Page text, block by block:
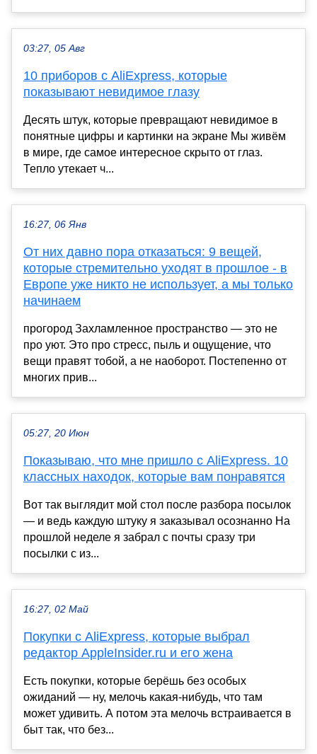
03:27, 05 Авг
10 приборов с AliExpress, которые
показывают невидимое глазу
Десять штук, которые превращают невидимое в
понятные цифры и картинки на экране Мы живём
в мире, где самое интересное скрыто от глаз.
Тепло утекает ч...
16:27, 06 Янв
От них давно пора отказаться: 9 вещей,
которые стремительно уходят в прошлое - в
Европе уже никто не использует, а мы только
начинаем
прогород Захламленное пространство — это не
про уют. Это про стресс, пыль и ощущение, что
вещи правят тобой, а не наоборот. Постепенно от
многих прив...
05:27, 20 Июн
Показываю, что мне пришло с AliExpress. 10
классных находок, которые вам понравятся
Вот так выглядит мой стол после разбора посылок
— и ведь каждую штуку я заказывал осознанно На
прошлой неделе я забрал с почты сразу три
посылки с из...
16:27, 02 Май
Покупки с AliExpress, которые выбрал
редактор AppleInsider.ru и его жена
Есть покупки, которые берёшь без особых
ожиданий — ну, мелочь какая-нибудь, что там
может удивить. А потом эта мелочь встраивается в
быт так, что без...